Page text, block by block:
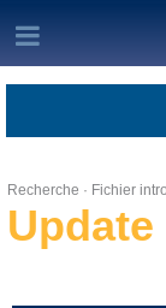
Recherche · Fichier
Update